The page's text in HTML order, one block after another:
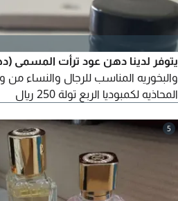
يتوفر لدينا دهن عود ترأت المسمى
والبخوريه المناسب للرجال والنساء
المحاذيه لكمبوديا الربع تولة 250 ريال
5